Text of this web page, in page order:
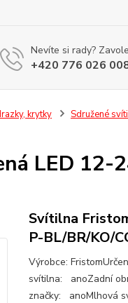
Nevíte si rady?
+420 776 026
krytky Sdružené
LED 12-
Svítilna
P-BL/BR/KO/
Výrobce:
svítilna: anoZadní
značky: anoMlhová